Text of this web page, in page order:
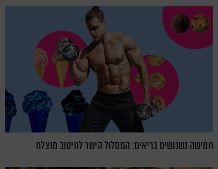
חמישה נשנושים בריאים: המסלול הישר לחיטוב מוצלח